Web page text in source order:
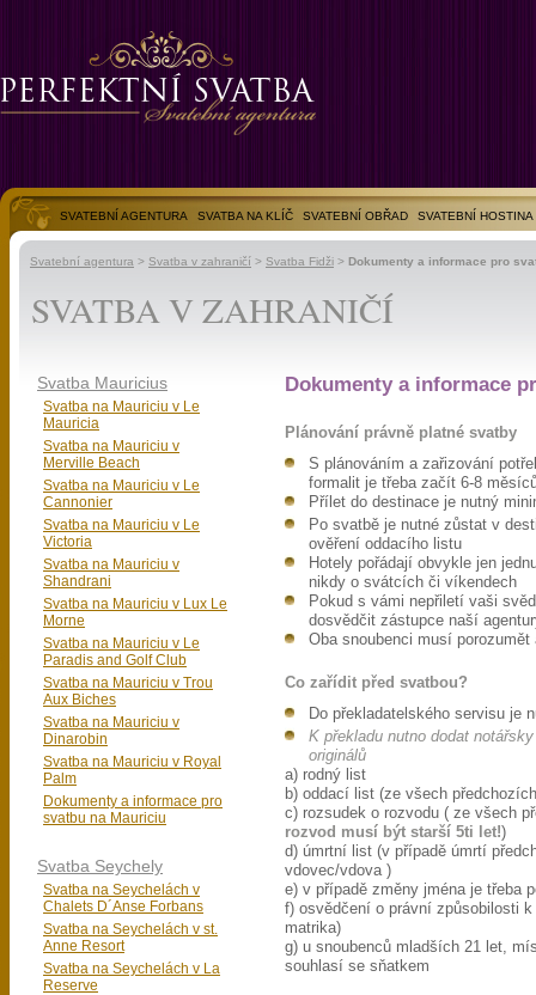
SVATEBNÍ AGENTURA SVATBA NA KLÍČ SVATEBNÍ OBŘAD
SVATEBNÍ HOSTINA
SVATEBNÍ FOTOGALERIE
Svatební agentura > Svatba v zahraničí > Svatba Fidži > Dokumenty a informace pro
SVATBA V ZAHRANIČÍ
Dokumenty a informace
Plánování právně platné svatby
S plánováním a zařizování
formalit je třeba začít 6-8
Přílet do destinace je nutný
Po svatbě je nutné zůstat v
ověření oddacího listu
Hotely pořádají obvykle jen
nikdy o svátcích či víkendech
Pokud s vámi nepřiletí vaši
dosvědčit zástupce naší
Oba snoubenci musí
Co zařídit před svatbou?
Do překladatelského servisu je
K překladu nutno dodat
originálů
a) rodný list
b) oddací list (ze všech
c) rozsudek o rozvodu ( ze všech
rozvod musí být starší 5ti let!)
d) úmrtní list (v případě úmrtí
vdovec/vdova )
e) v případě změny jména je třeba
f) osvědčení o právní způsobilosti
matrika)
g) u snoubenců mladších 21 let,
souhlasí se sňatkem
Svatba Mauricius
Svatba na Mauriciu v Le
Mauricia
Svatba na Mauriciu v
Merville Beach
Svatba na Mauriciu v Le
Cannonier
Svatba na Mauriciu v Le
Victoria
Svatba na Mauriciu v
Shandrani
Svatba na Mauriciu v Lux Le
Morne
Svatba na Mauriciu v Le
Paradis and Golf Club
Svatba na Mauriciu v Trou
Aux Biches
Svatba na Mauriciu v
Dinarobin
Svatba na Mauriciu v Royal
Palm
Dokumenty a informace pro
svatbu na Mauriciu
Svatba Seychely
Svatba na Seychelách v
Chalets D´Anse Forbans
Svatba na Seychelách v st.
Anne Resort
Svatba na Seychelách v La
Reserve